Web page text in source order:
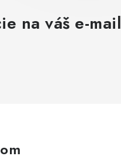
na váš e-mail